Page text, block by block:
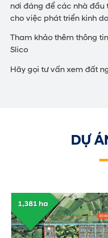
nơi đáng để các nhà đầu
cho việc phát triển kinh
Tham khảo thêm thông
Slico
Hãy gọi tư vấn xem đất
DỰ